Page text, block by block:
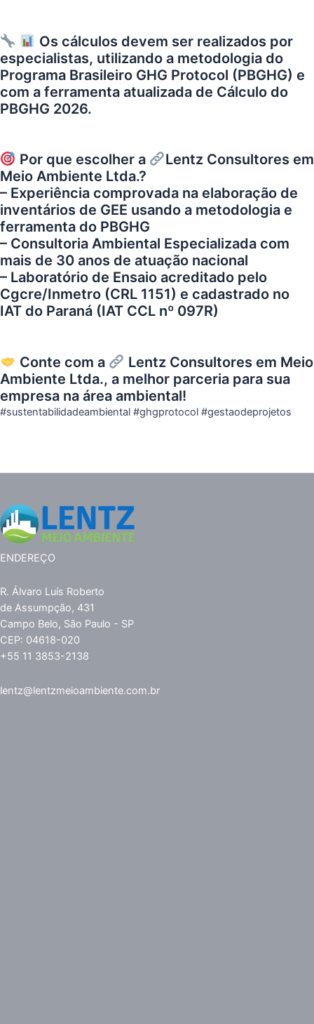
Os cálculos devem ser realizados por
especialistas, utilizando a metodologia do
Programa Brasileiro GHG Protocol (PBGHG) e
com a ferramenta atualizada de Cálculo do
PBGHG 2026.
Por que escolher a
Lentz Consultores em
Meio Ambiente Ltda.?
– Experiência comprovada na elaboração de
inventários de GEE usando a metodologia e
ferramenta do PBGHG
– Consultoria Ambiental Especializada com
mais de 30 anos de atuação nacional
– Laboratório de Ensaio acreditado pelo
Cgcre/Inmetro (CRL 1151) e cadastrado no
IAT do Paraná (IAT CCL nº 097R)
Conte com a
Lentz Consultores em Meio
Ambiente Ltda., a melhor parceria para sua
empresa na área ambiental!
#sustentabilidadeambiental #ghgprotocol #gestaodeprojetos
ENDEREÇO
R. Álvaro Luís Roberto
de Assumpção, 431
Campo Belo, São Paulo - SP
CEP: 04618-020
+55 11 3853-2138
lentz@lentzmeioambiente.com.br